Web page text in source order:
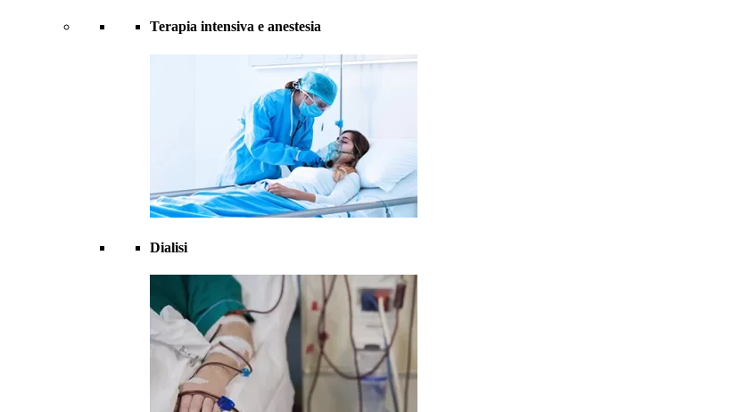
Terapia intensiva e anestesia
Dialisi